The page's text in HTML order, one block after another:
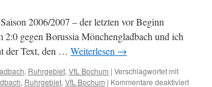
2006/2007 – der letzten vor Beginn
gegen Borussia Mönchengladbach und ich
der Text, den … Weiterlesen →
, Ruhrgebiet, VfL Bochum | Verschlagwortet mit
, Ruhrgebiet, VfL Bochum | Kommentare deaktiviert